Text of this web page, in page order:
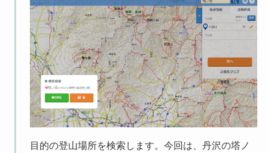
目的の登山場所を検索します。今回は、丹沢の塔ノ